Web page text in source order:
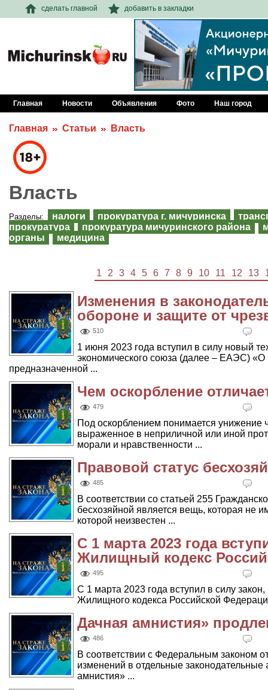
сделать главной добавить в закладки
Главная Новости Объявления Фото Наш город
Главная Статьи Власть
Власть
Разделы: налоги прокуратура г. мичуринска
прокуратура
прокуратура мичуринского района
органы
медицина
1 2 3 4 5 6 7 8 9 10 11 12 13
Изменения в
обороне и защите от
510
1 июня 2023 года вступил в силу новый
экономического союза (далее – ЕАЭС) «О
предназначенной ...
Чем оскорбление
479
Под оскорблением понимается унижение
выраженное в неприличной или иной
морали и нравственности ...
Правовой статус
485
В соответствии со статьей 255
бесхозяйной является вещь, которая не
которой неизвестен ...
С 1 марта 2023 года
Жилищный кодекс
495
С 1 марта 2023 года вступил в силу
Жилищного кодекса Российской
Дачная амнистия»
486
В соответствии с Федеральным законом
изменений в отдельные
амнистия» ...